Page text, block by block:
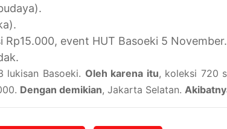
event HUT Basoeki 5 November.
lukisan Basoeki. Oleh karena itu, koleksi 720
Dengan demikian, Jakarta Selatan.